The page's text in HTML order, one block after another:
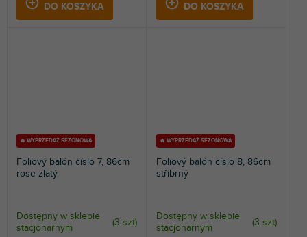
DO KOSZYKA DO KOSZYKA
🔥 WYPRZEDAŻ SEZONOWA
Foliový balón číslo 7, 86cm
rose zlatý
Dostępny w sklepie
stacjonarnym
(3 szt)
🔥 WYPRZEDAŻ SEZONOWA
Foliový balón číslo 8, 86cm
stříbrný
Dostępny w sklepie
stacjonarnym
(3 szt)